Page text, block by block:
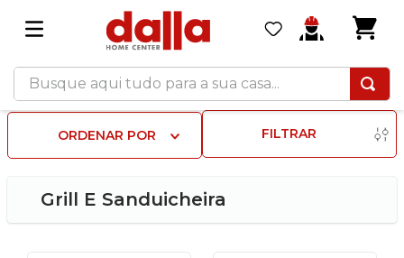
Busque aqui tudo para a sua casa...
ORDENAR POR FILTRAR
Grill E Sanduicheira